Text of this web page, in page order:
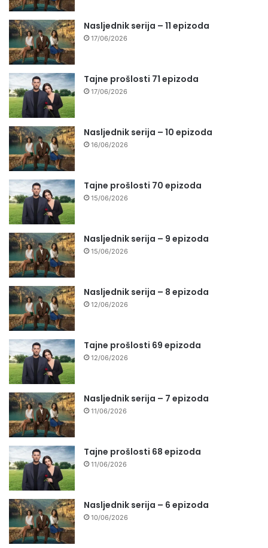
Nasljednik serija – 11 epizoda
17/06/2026
Tajne prošlosti 71 epizoda
17/06/2026
Nasljednik serija – 10 epizoda
16/06/2026
Tajne prošlosti 70 epizoda
15/06/2026
Nasljednik serija – 9 epizoda
15/06/2026
Nasljednik serija – 8 epizoda
12/06/2026
Tajne prošlosti 69 epizoda
12/06/2026
Nasljednik serija – 7 epizoda
11/06/2026
Tajne prošlosti 68 epizoda
11/06/2026
Nasljednik serija – 6 epizoda
10/06/2026